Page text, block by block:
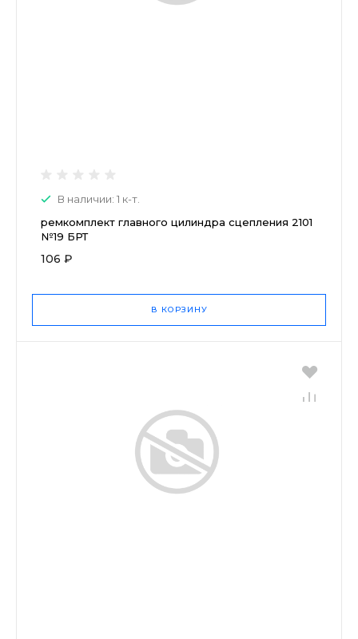
В наличии: 1 к-т.
ремкомплект главного цилиндра сцепления 2101
№19 БРТ
106 ₽
В КОРЗИНУ